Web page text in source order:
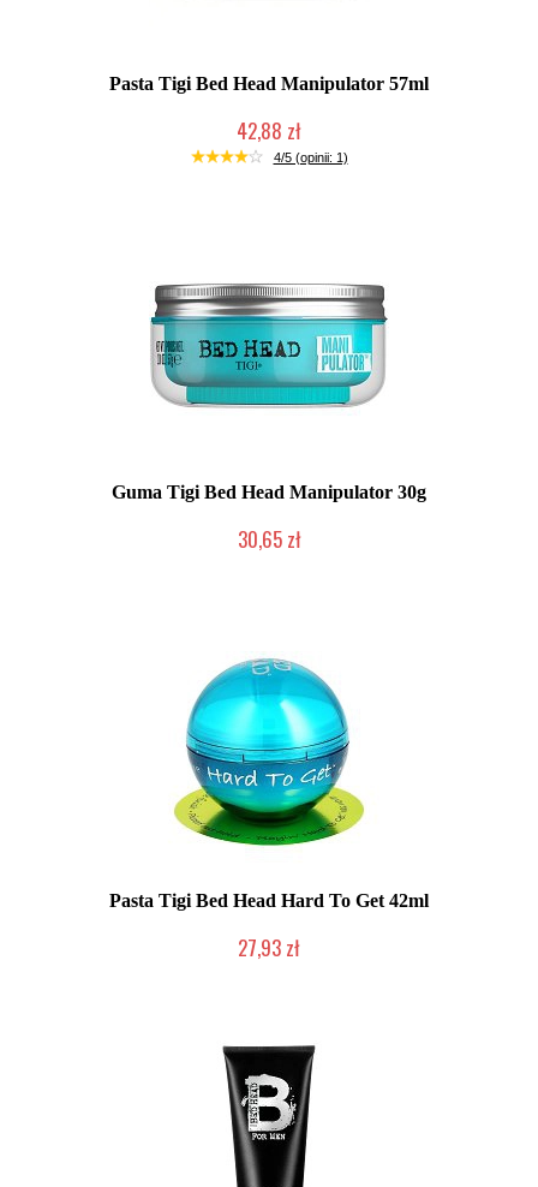
Pasta Tigi Bed Head Manipulator 57ml
42,88 zł
Chwilowo niedostępny
4/5 (opinii: 1)
Guma Tigi Bed Head Manipulator 30g
30,65 zł
Pasta Tigi Bed Head Hard To Get 42ml
27,93 zł